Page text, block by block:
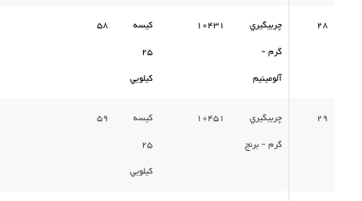
28
چربيگيري
گرم -
آلومینیم
10431
كيسه
25
كيلويي
58
29
چربيگيري
گرم - برنج
10451
كيسه
25
كيلويي
59